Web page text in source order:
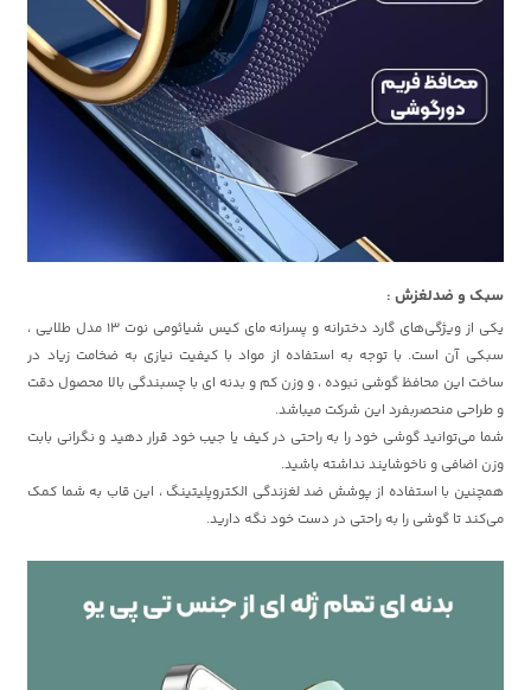
سبک و ضدلغزش :
یکی از ویژگی‌های گارد دخترانه و پسرانه مای کیس شیائومی نوت 13 مدل طلایی ،
سبکی آن است. با توجه به استفاده از مواد با کیفیت نیازی به ضخامت زیاد در
ساخت این محافظ گوشی نبوده ، و وزن کم و بدنه ای با چسبندگی بالا محصول دقت
و طراحی منحصربفرد این شرکت میباشد.
شما می‌توانید گوشی خود را به راحتی در کیف یا جیب خود قرار دهید و نگرانی بابت
وزن اضافی و ناخوشایند نداشته باشید.
همچنین با استفاده از پوشش ضد لغزندگی الکتروپلیتینگ ، این قاب به شما کمک
می‌کند تا گوشی را به راحتی در دست خود نگه دارید.